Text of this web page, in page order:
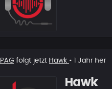
Neuer
PAG folgt jetzt Hawk • 1 Jahr her
Hawk